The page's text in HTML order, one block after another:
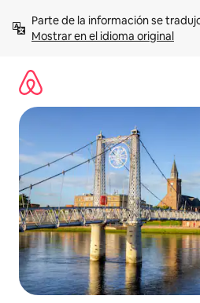
contenidoMostrar en el idioma original